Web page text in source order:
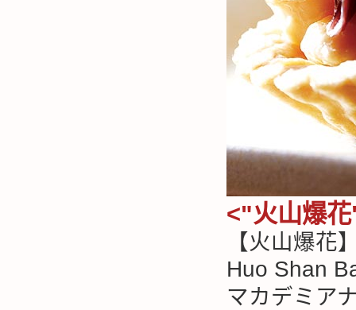
<"火山爆
【火山爆花
Huo Shan
マカデミア